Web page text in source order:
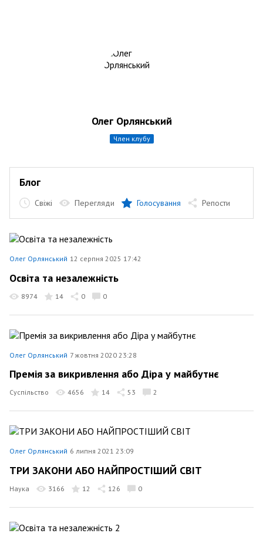
Олег Орлянський
член клубу
Блог
Свіжі Перегляди Голосування Репости
Олег Орлянський 12 серпня 2025 17:42
Освіта та незалежність
8974 14 0 0
Олег Орлянський 7 жовтня 2020 23:28
Премія за викривлення або Діра у майбутнє
Суспільство 4656 14 53 2
Олег Орлянський 6 липня 2021 23:09
ТРИ ЗАКОНИ АБО НАЙПРОСТІШИЙ СВІТ
Наука 3166 12 126 0